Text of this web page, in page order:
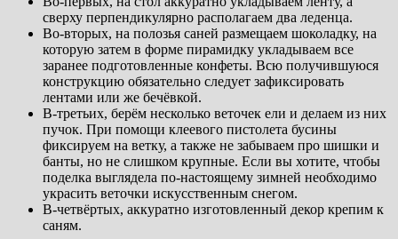
сверху перпендикулярно располагаем два леденца.
Во-вторых, на полозья саней размещаем шоколадку, на
которую затем в форме пирамидку укладываем все
заранее подготовленные конфеты. Всю получившуюся
конструкцию обязательно следует зафиксировать
лентами или же бечёвкой.
В-третьих, берём несколько веточек ели и делаем из них
пучок. При помощи клеевого пистолета бусины
фиксируем на ветку, а также не забываем про шишки и
банты, но не слишком крупные. Если вы хотите, чтобы
поделка выглядела по-настоящему зимней необходимо
украсить веточки искусственным снегом.
В-четвёртых, аккуратно изготовленный декор крепим к
саням.